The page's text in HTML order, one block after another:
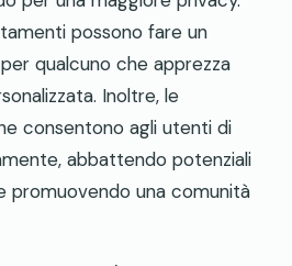
possono fare un
qualcuno che apprezza
Inoltre, le
consentono agli utenti di
abbattendo potenziali
promuovendo una comunità